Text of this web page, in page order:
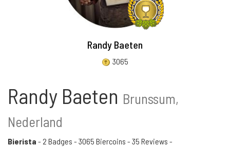
Randy Baeten
3065
Randy Baeten Brunssum,
Nederland
Bierista - 2 Badges - 3065 Biercoins - 35 Reviews -